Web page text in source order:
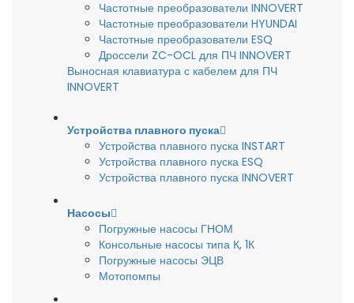
Частотные преобразователи INNOVERT
Частотные преобразователи HYUNDAI
Частотные преобразователи ESQ
Дроссели ZC-OCL для ПЧ INNOVERT
Выносная клавиатура с кабелем для ПЧ
INNOVERT
Устройства плавного пуска
Устройства плавного пуска INSTART
Устройства плавного пуска ESQ
Устройства плавного пуска INNOVERT
Насосы
Погружные насосы ГНОМ
Консольные насосы типа К, 1К
Погружные насосы ЭЦВ
Мотопомпы